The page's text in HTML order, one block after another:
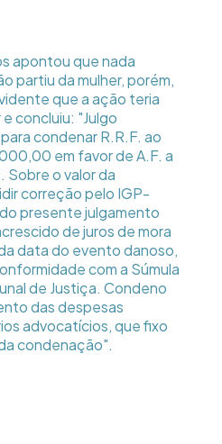
apontou que nada
partiu da mulher, porém,
que a ação teria
concluiu: "Julgo
condenar R.R.F. ao
em favor de A.F. a
Sobre o valor da
correção pelo IGP-
presente julgamento
de juros de mora
data do evento danoso,
com a Súmula
de Justiça. Condeno
das despesas
advocatícios, que fixo
condenação".